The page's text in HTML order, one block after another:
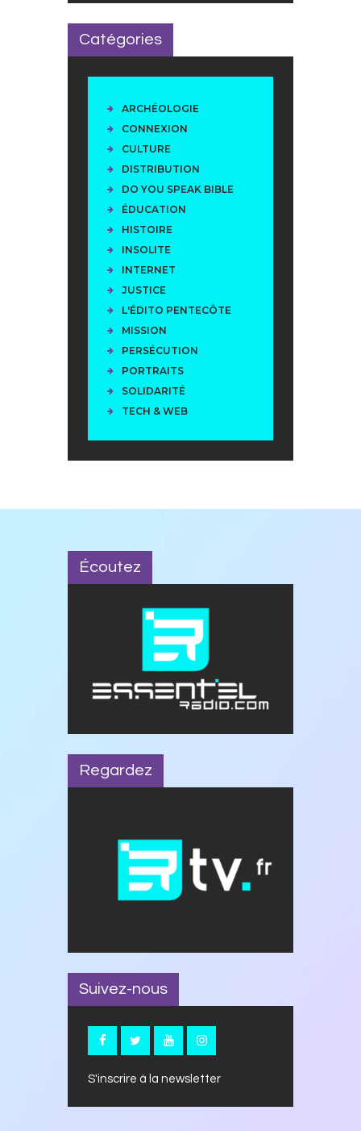
Catégories
ARCHÉOLOGIE
CONNEXION
CULTURE
DISTRIBUTION
DO YOU SPEAK BIBLE
ÉDUCATION
HISTOIRE
INSOLITE
INTERNET
JUSTICE
L'ÉDITO PENTECÔTE
MISSION
PERSÉCUTION
PORTRAITS
SOLIDARITÉ
TECH & WEB
Écoutez
Regardez
Suivez-nous
S'inscrire à la newsletter